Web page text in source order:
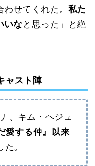
せてくれた。 私た
いな と思った」と絶
ャスト陣
、キム・ヘジュ
愛する仲』以来
。